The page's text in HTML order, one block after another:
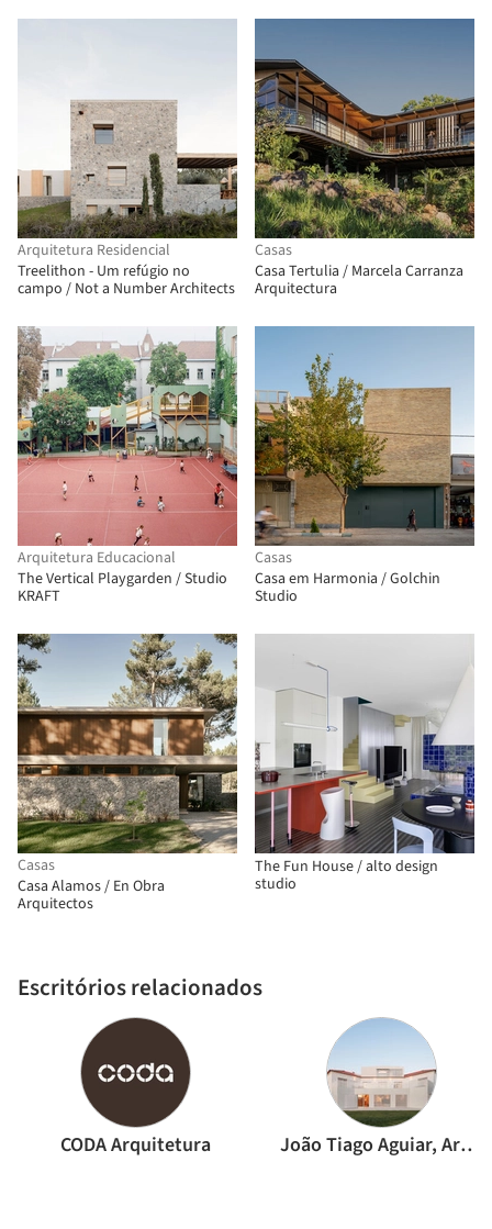
Arquitetura Residencial
Treelithon - Um refúgio no
campo / Not a Number Architects
Casas
Casa Tertulia / Marcela Carranza
Arquitectura
Arquitetura Educacional
The Vertical Playgarden / Studio
KRAFT
Casas
Casa em Harmonia / Golchin
Studio
Casas
Casa Alamos / En Obra
Arquitectos
Escritórios relacionados
CODA Arquitetura João Tiago Aguiar, Arquitectos
The Fun House / alto design
studio